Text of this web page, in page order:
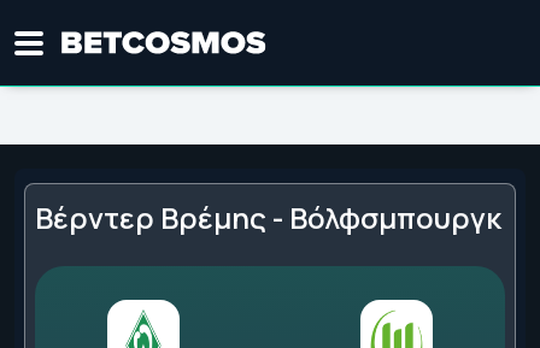
Βέρντερ Βρέμης - Βόλφσμπουργκ